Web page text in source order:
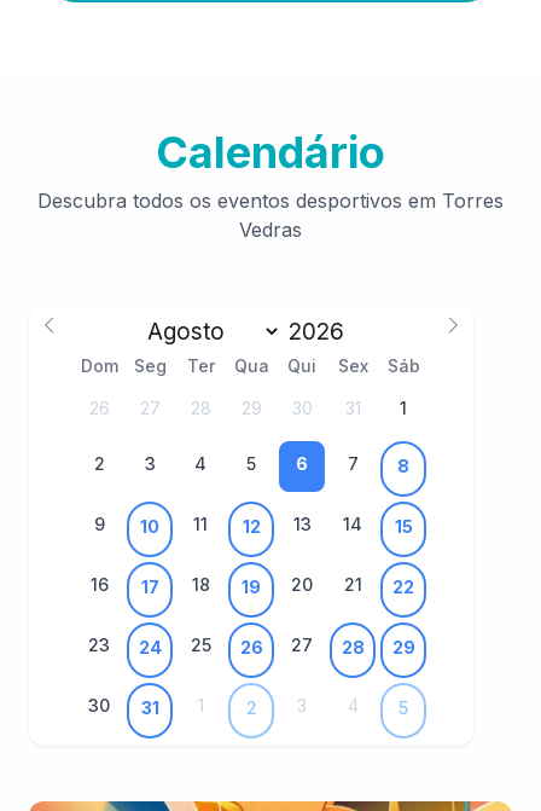
Calendário
Descubra todos os eventos desportivos em Torres
Vedras
Dom Seg Ter Qua Qui Sex Sáb
26 27 28 29 30 31 1
2 3 4 5 6 7 8
9 10 11 12 13 14 15
16 17 18 19 20 21 22
23 24 25 26 27 28 29
30 31 1 2 3 4 5